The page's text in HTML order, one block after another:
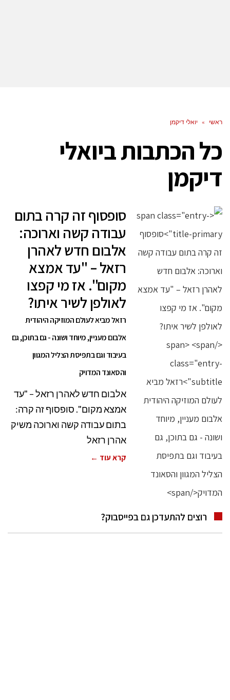
ראשי » יואלי דיקמן
כל הכתבות ביואלי
דיקמן
סופסוף זה קרה בתום
עבודה קשה וארוכה:
אלבום חדש לאהרן
רזאל – "עד אמצא
מקום". אז מי קפצו
לאולפן לשיר איתו?
רזאל מביא לעולם המוזיקה היהודית
אלבום מעניין, מיוחד ושונה - גם בתוכן, גם
בעיבוד וגם בתפיסת הצליל המגוון
והסאונד המדויק
אלבום חדש לאהרן רזאל – "עד
אמצא מקום". סופסוף זה קרה:
בתום עבודה קשה וארוכה משיק
אהרן רזאל
קרא עוד ←
רוצים להתעדכן גם בפייסבוק?